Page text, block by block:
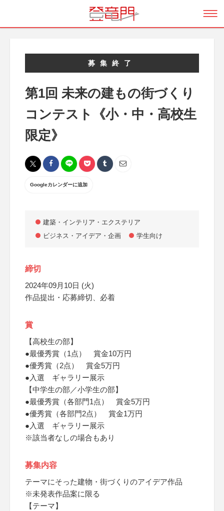
募集終了
第1回 未来の建もの街づくり
コンテスト《小・中・高校生
限定》
Googleカレンダーに追加
建築・インテリア・エクステリア
ビジネス・アイデア・企画
学生向け
締切
2024年09月10日 (火)
作品提出・応募締切、必着
賞
【高校生の部】
●最優秀賞（1点） 賞金10万円
●優秀賞（2点） 賞金5万円
●入選 ギャラリー展示
【中学生の部／小学生の部】
●最優秀賞（各部門1点） 賞金5万円
●優秀賞（各部門2点） 賞金1万円
●入選 ギャラリー展示
※該当者なしの場合もあり
募集内容
テーマにそった建物・街づくりのアイデア作品
※未発表作品案に限る
【テーマ】